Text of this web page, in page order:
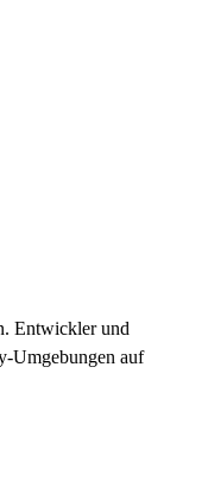
Entwickler und
Umgebungen auf